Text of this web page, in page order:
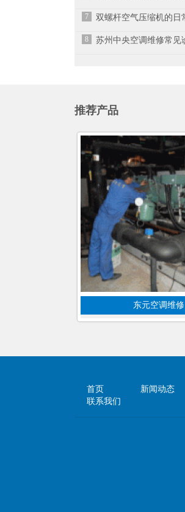
7
8
推荐产品
东元空调维修
首页 新闻动态
联系我们